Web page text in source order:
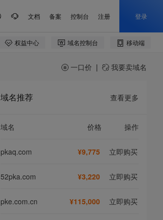
一口价 | 我要卖域名
域名推荐 查看更多
域名 价格 操作
pkaq.com ¥9,775 立即购买
52pka.com ¥3,220 立即购买
pke.com.cn ¥115,000 立即购买